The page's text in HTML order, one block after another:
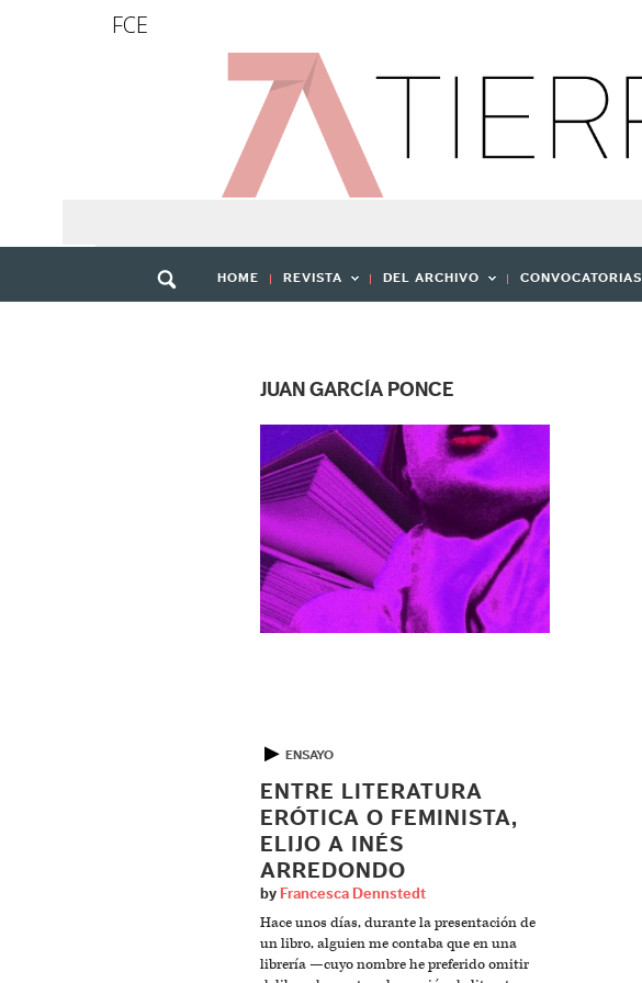
FCE
HOME REVISTA DEL ARCHIVO CONVOCATORIAS
JUAN GARCÍA PONCE
▶ ENSAYO
ENTRE LITERATURA
ERÓTICA O FEMINISTA,
ELIJO A INÉS
ARREDONDO
by Francesca Dennstedt
Hace unos días, durante la presentación de
un libro, alguien me contaba que en una
librería —cuyo nombre he preferido omitir